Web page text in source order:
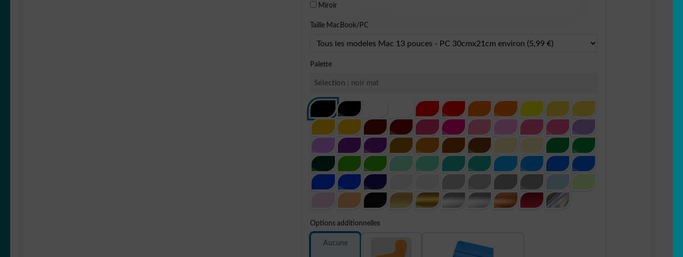
Miroir
Taille MacBook/PC
Palette
Sélection : noir mat
Options additionnelles
Aucune